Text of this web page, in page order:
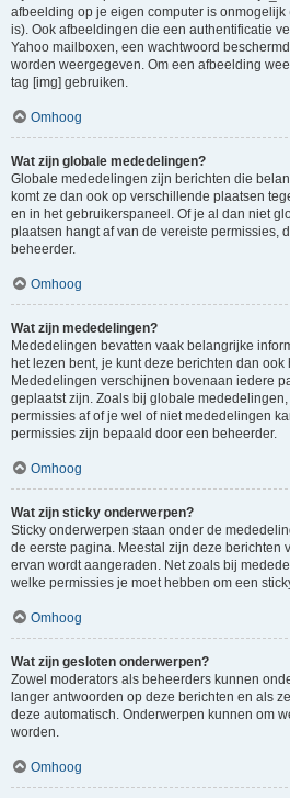
afbeelding op je eigen computer is
is). Ook afbeeldingen die een authentificatie
Yahoo mailboxen, een wachtwoord
worden weergegeven. Om een afbeelding
tag [img] gebruiken.
Omhoog
Wat zijn globale mededelingen?
Globale mededelingen zijn berichten die
komt ze dan ook op verschillende plaatsen
en in het gebruikerspaneel. Of je al dan niet
plaatsen hangt af van de vereiste permissies,
beheerder.
Omhoog
Wat zijn mededelingen?
Mededelingen bevatten vaak belangrijke
het lezen bent, je kunt deze berichten dan
Mededelingen verschijnen bovenaan iedere
geplaatst zijn. Zoals bij globale
permissies af of je wel of niet mededelingen
permissies zijn bepaald door een beheerder.
Omhoog
Wat zijn sticky onderwerpen?
Sticky onderwerpen staan onder de
de eerste pagina. Meestal zijn deze berichten
ervan wordt aangeraden. Net zoals bij
welke permissies je moet hebben om een
Omhoog
Wat zijn gesloten onderwerpen?
Zowel moderators als beheerders kunnen
langer antwoorden op deze berichten en als
deze automatisch. Onderwerpen kunnen om
worden.
Omhoog